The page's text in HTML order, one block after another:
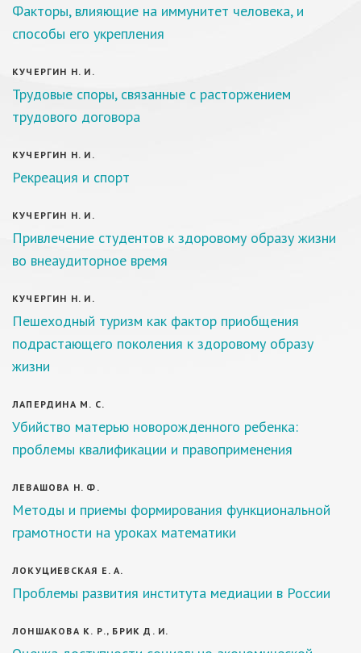
Факторы, влияющие на иммунитет человека, и
способы его укрепления
КУЧЕРГИН Н. И.
Трудовые споры, связанные с расторжением
трудового договора
КУЧЕРГИН Н. И.
Рекреация и спорт
КУЧЕРГИН Н. И.
Привлечение студентов к здоровому образу жизни
во внеаудиторное время
КУЧЕРГИН Н. И.
Пешеходный туризм как фактор приобщения
подрастающего поколения к здоровому образу
жизни
ЛАПЕРДИНА М. С.
Убийство матерью новорожденного ребенка:
проблемы квалификации и правоприменения
ЛЕВАШОВА Н. Ф.
Методы и приемы формирования функциональной
грамотности на уроках математики
ЛОКУЦИЕВСКАЯ Е. А.
Проблемы развития института медиации в России
ЛОНШАКОВА К. Р., БРИК Д. И.